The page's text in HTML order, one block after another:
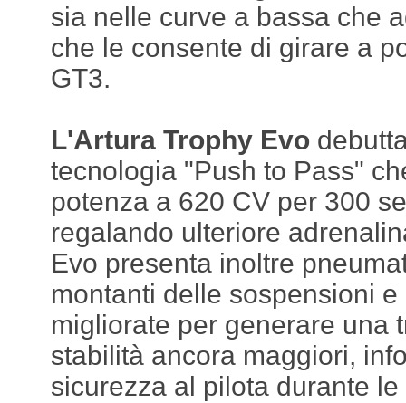
sia nelle curve a bassa che
che le consente di girare a
GT3.
L'Artura Trophy Evo
tecnologia "Push to Pass"
potenza a 620 CV per 300
regalando ulteriore
Evo presenta inoltre
montanti delle sospensioni
migliorate per generare una
stabilità ancora maggiori,
sicurezza al pilota durante le